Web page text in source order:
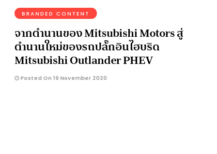
BRANDED CONTENT
จากตำนานของ Mitsubishi Motors สู่
ตำนานใหม่ของรถปลั๊กอินไฮบริด
Mitsubishi Outlander PHEV
Posted On 19 November 2020